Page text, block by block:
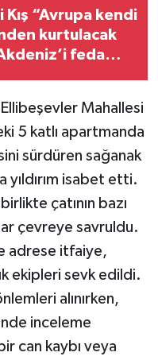
Kış “Avrupa kendi
kurtulacak
feda
Mahallesi
5 katlı apartmanda
sürdüren sağanak
yıldırım isabet etti.
çatının bazı
çevreye savruldu.
adrese itfaiye,
ekipleri sevk edildi.
alınırken,
inceleme
can kaybı veya